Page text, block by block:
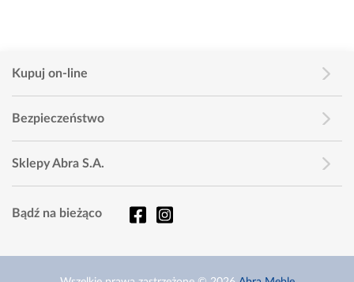
Kupuj on-line
Bezpieczeństwo
Sklepy Abra S.A.
Bądź na bieżąco